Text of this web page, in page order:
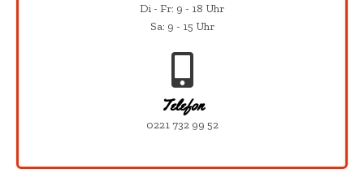
Di - Fr: 9 - 18 Uhr
Sa: 9 - 15 Uhr
Telefon
0221 732 99 52